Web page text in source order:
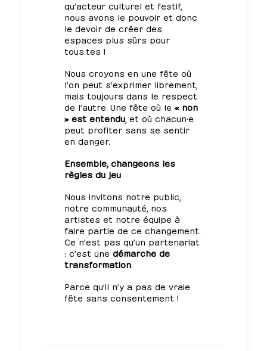
qu’acteur culturel et festif,
nous avons le pouvoir et donc
le devoir de créer des
espaces plus sûrs pour
tous.tes !
Nous croyons en une fête où
l’on peut s’exprimer librement,
mais toujours dans le respect
de l’autre. Une fête où le « non
» est entendu , et où chacun·e
peut profiter sans se sentir
en danger.
Ensemble, changeons les
règles du jeu
Nous invitons notre public,
notre communauté, nos
artistes et notre équipe à
faire partie de ce changement.
Ce n’est pas qu’un partenariat
: c’est une démarche de
transformation
Parce qu’il n’y a pas de vraie
fête sans consentement !